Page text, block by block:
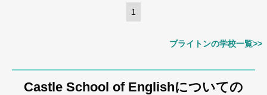
1
ブライトンの学校一覧>>
Castle School of Englishについての